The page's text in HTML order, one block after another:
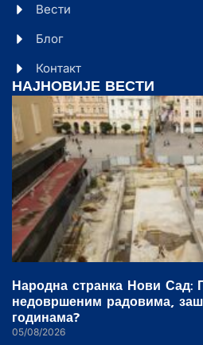
Вести
Блог
Контакт
НАЈНОВИЈЕ ВЕСТИ
Народна странка Нови Сад:
недовршеним радовима,
годинама?
05/08/2026